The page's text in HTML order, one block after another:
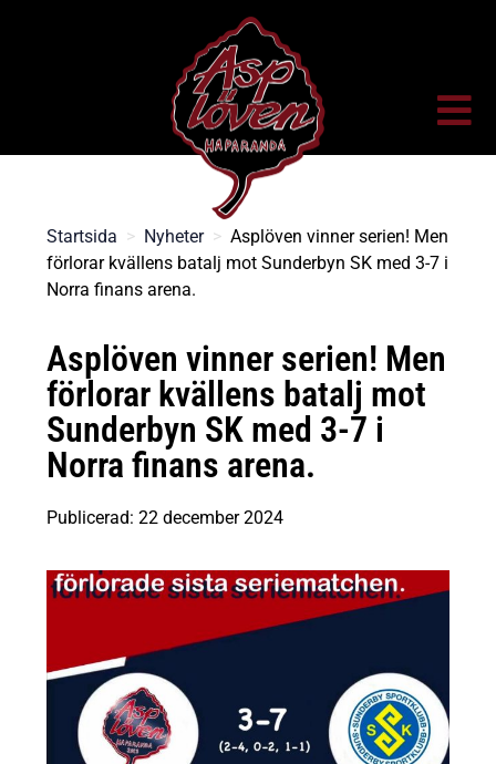
Startsida > Nyheter > Asplöven vinner serien! Men
förlorar kvällens batalj mot Sunderbyn SK med 3-7 i
Norra finans arena.
Asplöven vinner serien! Men
förlorar kvällens batalj mot
Sunderbyn SK med 3-7 i
Norra finans arena.
Publicerad: 22 december 2024